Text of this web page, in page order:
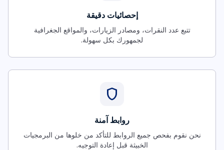
إحصائيات دقيقة
تتبع عدد النقرات، ومصادر الزيارات، والمواقع الجغرافية
لجمهورك بكل سهولة.
shield
روابط آمنة
نحن نقوم بفحص جميع الروابط للتأكد من خلوها من البرمجيات
الخبيثة قبل إعادة التوجيه.